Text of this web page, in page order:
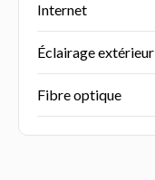
Internet
Éclairage extérieur
Fibre optique